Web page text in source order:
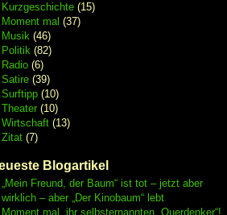
Kurzgeschichte(15)
Moment mal (37)
Musik(46)
Politik(82)
Radio(6)
Satire(39)
Surftipp(10)
Theater(10)
Wirtschaft(13)
Zitat(7)
Blogartikel
„Mein Freund, der Baum“ ist tot – jetzt aber
wirklich – aber „Der Kinobaum“ lebt
Moment mal, ihr selbsternannten „Querdenker“!